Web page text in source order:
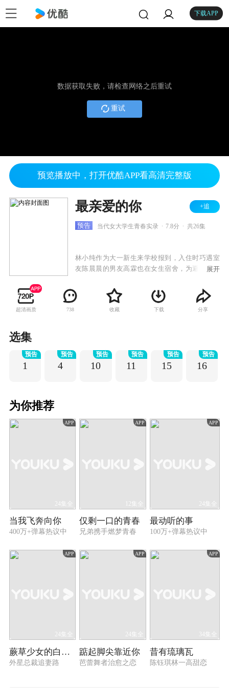
下载APP
数据获取失败，请检查网络之后重试
重试
预览播放中，打开优酷APP看高清完整版
最亲爱的你 +追
预告 当代女大学生青春实录 7.8分 共26集
林小纯作为大一新生来学校报到，入住时巧遇室
友陈晨晨的男友高霖也在女生宿舍，为避免房东
生活之后又发生了一系列让林小纯难以容忍的事
情，沉重的压力下，林小纯的情绪彻底爆发。原
来每个人都背负着沉重的过去，有着自己的小秘
年里，林小纯和学长杨宇牵手，韩依彤学业有成
却面临单身危机，倪瑾尝试改变拜金的自己，陈
展开
超清画质 738 收藏 下载 分享
选集
1
预告
4
预告
10
预告
11
预告
15
预告
16
预告
为你推荐
APP
24集全
当我飞奔向你
400万+弹幕热议中
APP
12集全
仅剩一口的青春
兄弟携手燃梦青春
APP
24集全
最动听的事
100万+弹幕热议中
APP
24集全
蕨草少女的白日梦
外星总裁追妻路
APP
24集全
踮起脚尖靠近你
芭蕾舞者治愈之恋
APP
34集全
昔有琉璃瓦
陈钰琪林一高甜恋